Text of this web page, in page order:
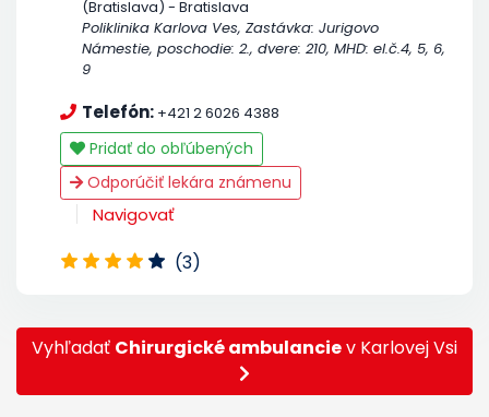
(Bratislava) - Bratislava
Poliklinika Karlova Ves, Zastávka: Jurigovo
Námestie, poschodie: 2., dvere: 210, MHD: el.č.4, 5, 6,
9
Telefón: +421 2 6026 4388
Pridať do obľúbených
Odporúčiť lekára známenu
Navigovať
(3)
Vyhľadať Chirurgické ambulanciev Karlovej Vsi